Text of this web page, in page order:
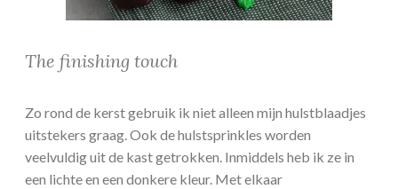
The finishing touch
Zo rond de kerst gebruik ik niet alleen mijn hulstblaadjes
uitstekers graag. Ook de hulstsprinkles worden
veelvuldig uit de kast getrokken. Inmiddels heb ik ze in
een lichte en een donkere kleur. Met elkaar